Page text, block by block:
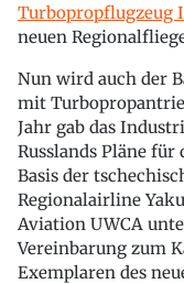
Turbopropflugzeug
neuen
Nun wird auch der
mit
Jahr gab das
Russlands Pläne für
Basis der
Regionalairline
Aviation UWCA
Vereinbarung zum
Exemplaren des